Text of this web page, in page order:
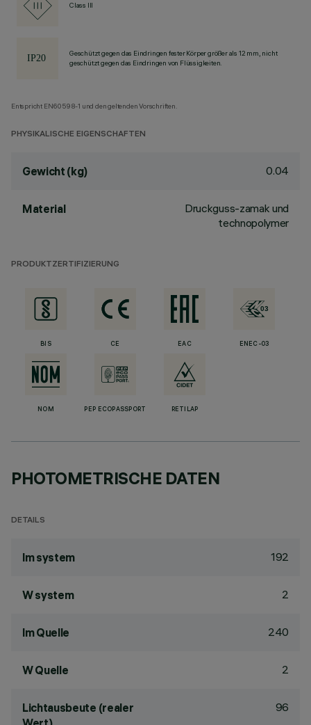
Class III
Geschützt gegen das Eindringen fester Körper größer als 12 mm, nicht
geschützt gegen das Eindringen von Flüssigkeiten.
Entspricht EN60598-1 und den geltenden Vorschriften.
PHYSIKALISCHE EIGENSCHAFTEN
Gewicht (kg) 0.04
Material
Druckguss-zamak und
technopolymer
PRODUKTZERTIFIZIERUNG
BIS CE EAC ENEC-03
NOM PEP ECOPASSPORT RETILAP
PHOTOMETRISCHE DATEN
DETAILS
lm system 192
W system 2
lm Quelle 240
W Quelle 2
Lichtausbeute (realer
96